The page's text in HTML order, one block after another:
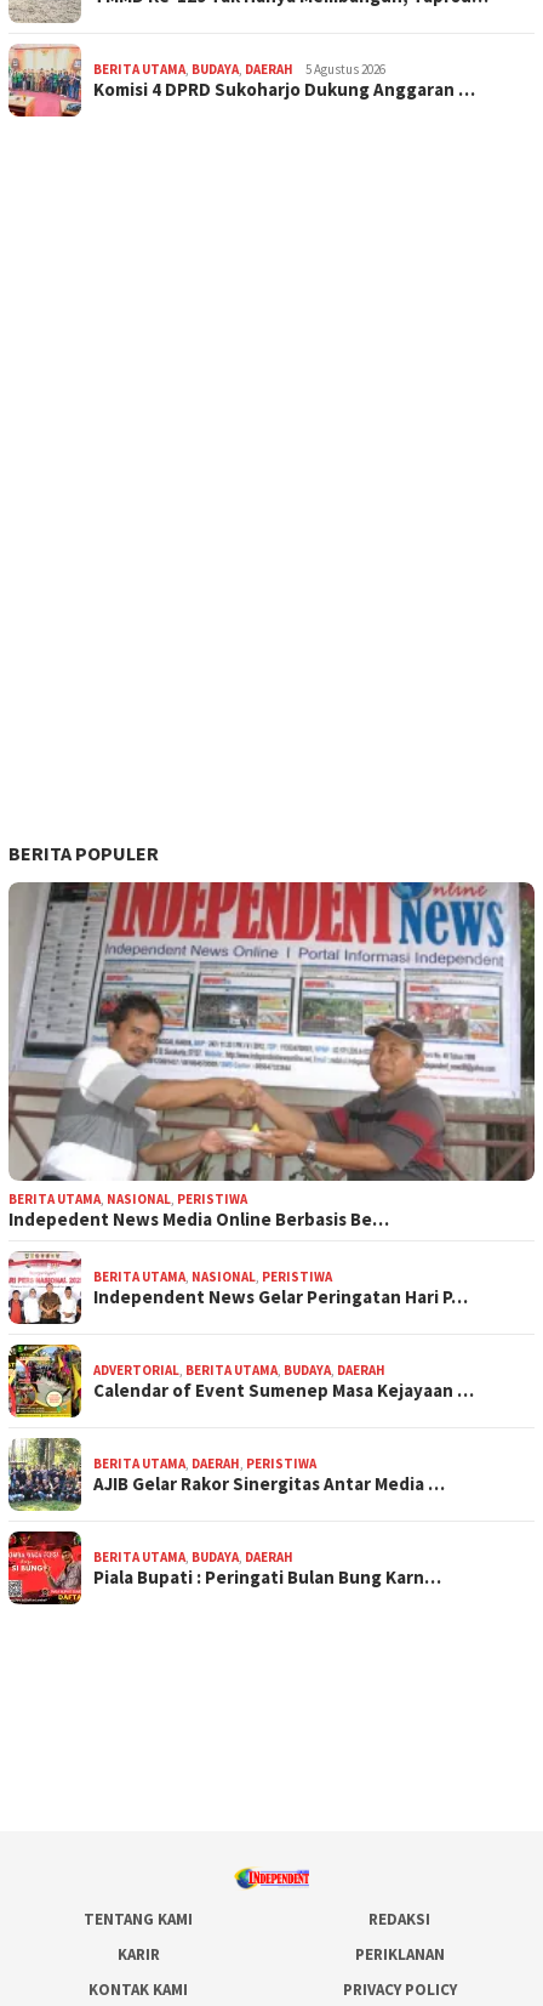
BERITA UTAMA, BUDAYA, DAERAH 5 Agustus 2026
Komisi 4 DPRD Sukoharjo Dukung Anggaran …
BERITA POPULER
BERITA UTAMA, NASIONAL, PERISTIWA
Indepedent News Media Online Berbasis Be…
BERITA UTAMA, NASIONAL, PERISTIWA
Independent News Gelar Peringatan Hari P…
ADVERTORIAL, BERITA UTAMA, BUDAYA, DAERAH
Calendar of Event Sumenep Masa Kejayaan …
BERITA UTAMA, DAERAH, PERISTIWA
AJIB Gelar Rakor Sinergitas Antar Media …
BERITA UTAMA, BUDAYA, DAERAH
Piala Bupati : Peringati Bulan Bung Karn…
TENTANG KAMI
REDAKSI
KARIR
PERIKLANAN
KONTAK KAMI
PRIVACY POLICY